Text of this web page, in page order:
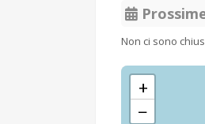
Non ci sono
+
−